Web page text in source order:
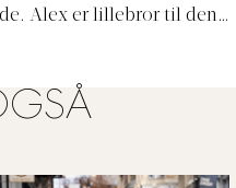
Alex er lillebror til den